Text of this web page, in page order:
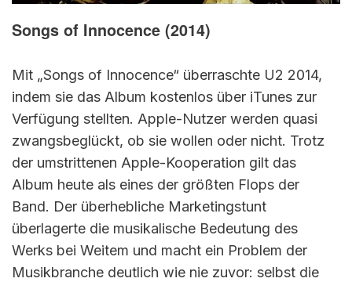
Songs of Innocence (2014)
Mit „Songs of Innocence“ überraschte U2 2014,
indem sie das Album kostenlos über iTunes zur
Verfügung stellten. Apple-Nutzer werden quasi
zwangsbeglückt, ob sie wollen oder nicht. Trotz
der umstrittenen Apple-Kooperation gilt das
Album heute als eines der größten Flops der
Band. Der überhebliche Marketingstunt
überlagerte die musikalische Bedeutung des
Werks bei Weitem und macht ein Problem der
Musikbranche deutlich wie nie zuvor: selbst die